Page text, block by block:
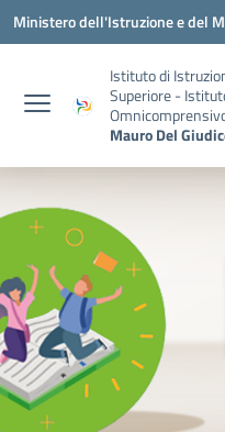
Vai ai contenuti
Vai al menu di navigazione
Vai al footer
Ministero dell'Istruzione e del
Istituto di
Superiore -
Mauro Del